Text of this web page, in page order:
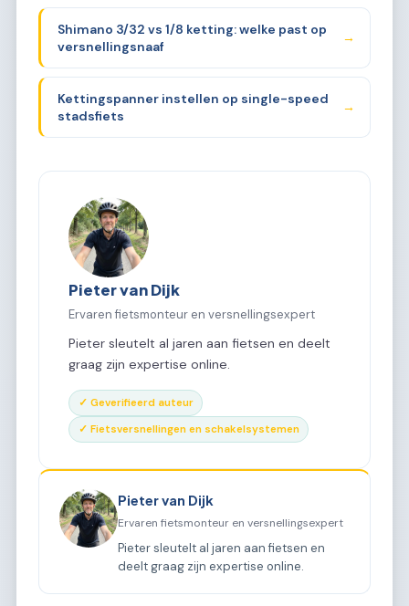
Shimano 3/32 vs 1/8 ketting: welke past op
versnellingsnaaf
→
Kettingspanner instellen op single-speed
stadsfiets
→
Pieter van Dijk
Ervaren fietsmonteur en versnellingsexpert
Pieter sleutelt al jaren aan fietsen en deelt
graag zijn expertise online.
✓ Geverifieerd auteur
✓ Fietsversnellingen en schakelsystemen
Pieter van Dijk
Ervaren fietsmonteur en versnellingsexpert
Pieter sleutelt al jaren aan fietsen en
deelt graag zijn expertise online.